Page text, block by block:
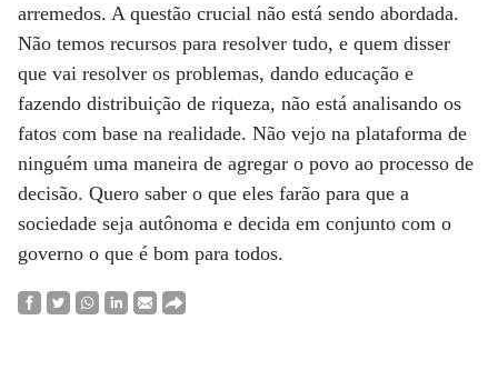
arremedos. A questão crucial não está sendo abordada.
Não temos recursos para resolver tudo, e quem disser
que vai resolver os problemas, dando educação e
fazendo distribuição de riqueza, não está analisando os
fatos com base na realidade. Não vejo na plataforma de
ninguém uma maneira de agregar o povo ao processo de
decisão. Quero saber o que eles farão para que a
sociedade seja autônoma e decida em conjunto com o
governo o que é bom para todos.